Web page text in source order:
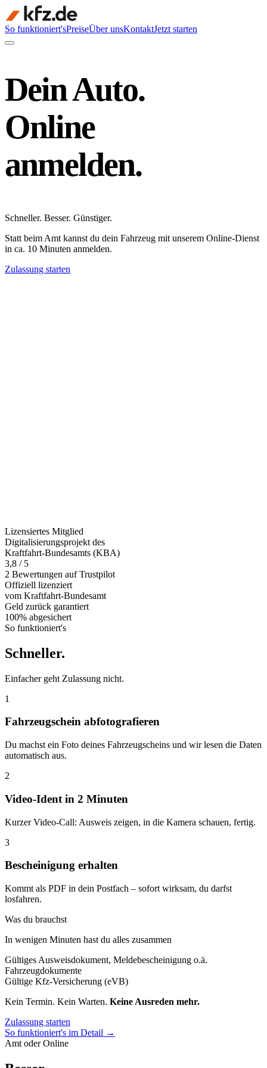
So funktioniert'sPreiseÜber unsKontaktJetzt starten
Dein Auto.
Online
anmelden.
Schneller. Besser. Günstiger.
Statt beim Amt kannst du dein Fahrzeug mit unserem Online-Dienst
in ca. 10 Minuten anmelden.
Zulassung starten
Lizensiertes Mitglied
Digitalisierungsprojekt des
Kraftfahrt-Bundesamts (KBA)
3,8 / 5
2 Bewertungen auf Trustpilot
Offiziell lizenziert
vom Kraftfahrt-Bundesamt
Geld zurück garantiert
100% abgesichert
So funktioniert's
Schneller.
Einfacher geht Zulassung nicht.
1
Fahrzeugschein abfotografieren
Du machst ein Foto deines Fahrzeugscheins und wir lesen die Daten
automatisch aus.
2
Video-Ident in 2 Minuten
Kurzer Video-Call: Ausweis zeigen, in die Kamera schauen, fertig.
3
Bescheinigung erhalten
Kommt als PDF in dein Postfach – sofort wirksam, du darfst
losfahren.
Was du brauchst
In wenigen Minuten hast du alles zusammen
Gültiges Ausweisdokument, Meldebescheinigung o.ä.
Fahrzeugdokumente
Gültige Kfz-Versicherung (eVB)
Kein Termin. Kein Warten. Keine Ausreden mehr.
Zulassung starten
So funktioniert's im Detail →
Amt oder Online